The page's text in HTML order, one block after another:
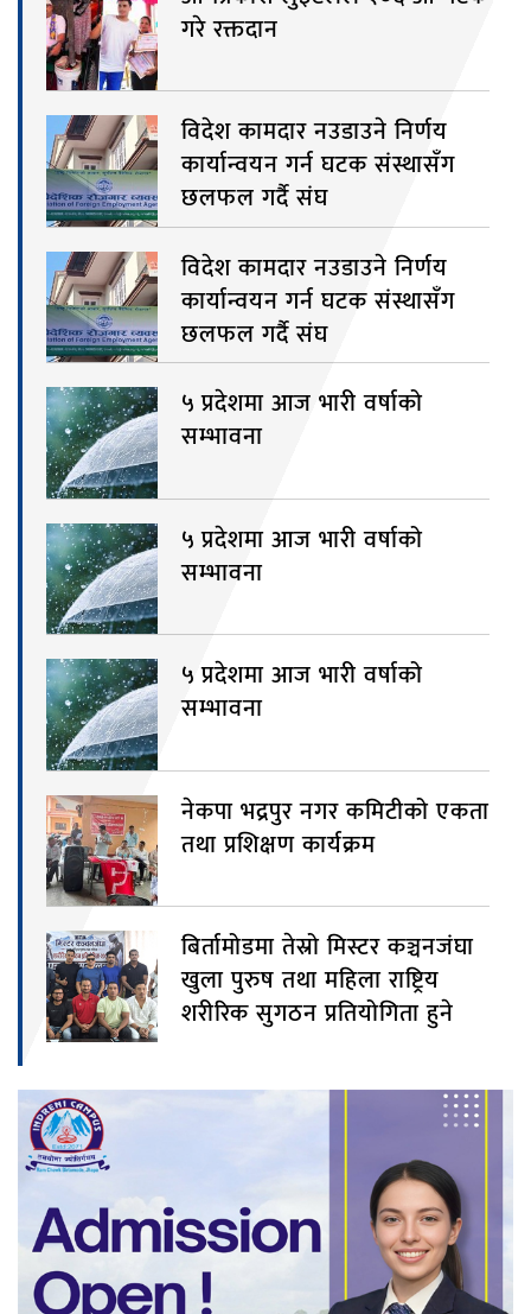
गरे रक्तदान
विदेश कामदार नउडाउने निर्णय
कार्यान्वयन गर्न घटक संस्थासँग
छलफल गर्दै संघ
विदेश कामदार नउडाउने निर्णय
कार्यान्वयन गर्न घटक संस्थासँग
छलफल गर्दै संघ
५ प्रदेशमा आज भारी वर्षाको
सम्भावना
५ प्रदेशमा आज भारी वर्षाको
सम्भावना
५ प्रदेशमा आज भारी वर्षाको
सम्भावना
नेकपा भद्रपुर नगर कमिटीको एकता
तथा प्रशिक्षण कार्यक्रम
बिर्तामोडमा तेस्रो मिस्टर कञ्चनजंघा
खुला पुरुष तथा महिला राष्ट्रिय
शरीरिक सुगठन प्रतियोगिता हुने